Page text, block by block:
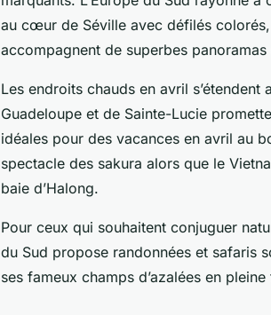
au cœur de Séville avec défilés
accompagnent de superbes panoramas
Les endroits chauds en avril s’étendent
Guadeloupe et de Sainte-Lucie
idéales pour des vacances en avril au
spectacle des sakura alors que le
baie d’Halong.
Pour ceux qui souhaitent conjuguer
du Sud propose randonnées et safaris
ses fameux champs d’azalées en